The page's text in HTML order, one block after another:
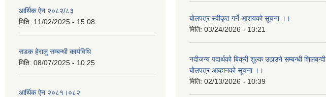
आर्थिक ऐन २०८२/८३
मिति: 11/02/2025 - 15:08
सडक हेरालु सम्बन्धी कार्यविधि
मिति: 08/07/2025 - 10:25
आर्थिक ऐन २०८१।०८२
बोलपत्र स्वीकृत गर्ने आशयको सूचना ।।
मिति: 03/24/2026 - 13:21
नदीजन्य पदार्थको बिक्री शूल्क उठाउने सम्बन्धी शिलबन्दी
बोलपत्र आब्हानको सूचना ।।
मिति: 02/13/2026 - 10:39